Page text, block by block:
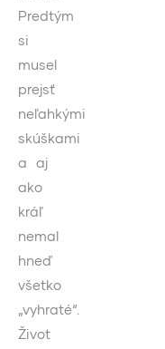
Predtým
si
musel
prejsť
neľahkými
skúškami
a aj
ako
kráľ
nemal
hneď
všetko
„vyhraté“.
Život